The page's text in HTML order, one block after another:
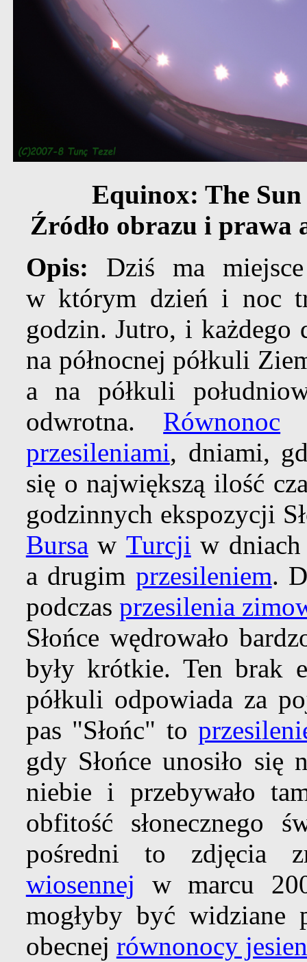
Equinox: The
Źródło obrazu i prawa
Opis: Dziś ma
w którym dzień i noc
godzin. Jutro, i
na północnej półkuli
a na półkuli
odwrotna. Równonoc
przesileniami, dniami,
się o największą ilość
godzinnych ekspozycji
Bursa w Turcji w
a drugim przesileniem.
podczas przesilenia
Słońce wędrowało
były krótkie. Ten brak
półkuli odpowiada za
pas "Słońc" to
gdy Słońce unosiło się
niebie i przebywało
obfitość słonecznego
pośredni to zdjęcia
wiosennej w marcu
mogłyby być widziane
obecnej równonocy